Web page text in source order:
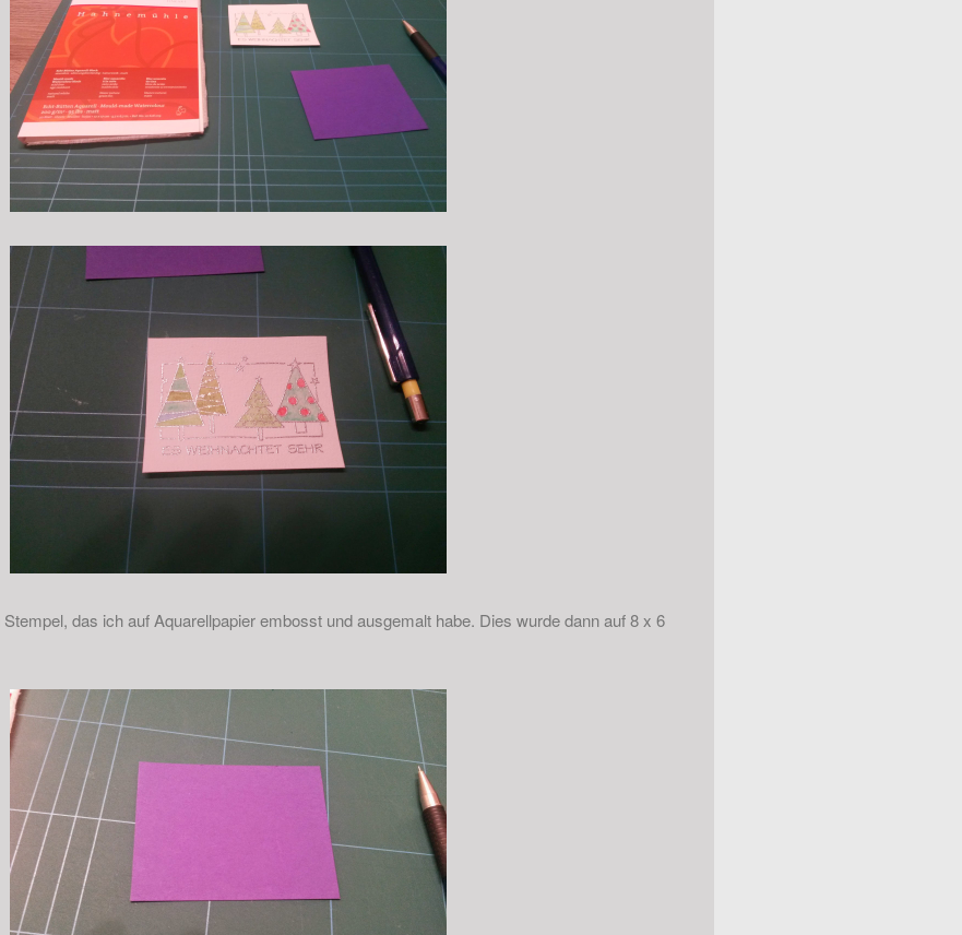
das ich auf Aquarellpapier embosst und ausgemalt habe. Dies wurde dann auf 8 x 6